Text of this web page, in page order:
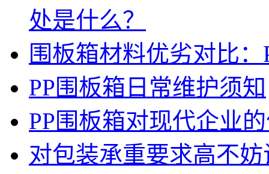
处是什么？
围板箱材料优劣对比
PP围板箱日常维护须知
PP围板箱对现代企业
对包装承重要求高不